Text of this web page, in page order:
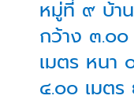
หมู่ที่ ๙ บ้า
กว้าง ๓.๐
เมตร หนา
๔.๐๐ เมต